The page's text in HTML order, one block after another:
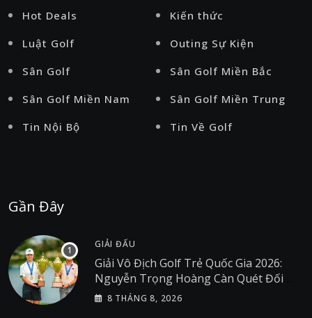
Hot Deals
Kiến thức
Luật Golf
Outing Sự Kiện
Sân Golf
Sân Golf Miền Bắc
Sân Golf Miền Nam
Sân Golf Miền Trung
Tin Nội Bộ
Tin Về Golf
Gần Đây
GIẢI ĐẤU
Giải Vô Địch Golf Trẻ Quốc Gia 2026:
Nguyễn Trọng Hoàng Càn Quét Đối
Thủ Tại Giải Golf Việt Nam
8 THÁNG 8, 2026